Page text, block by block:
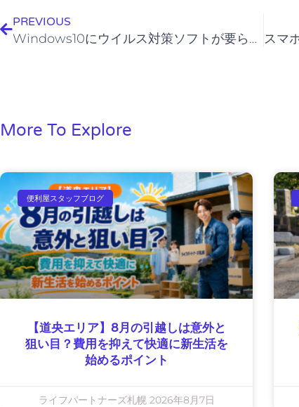
PREVIOUS
Windows10にウイルス対策ソフトが要らない理由
More To Explore
便利屋スタッフブログ
【道央エリア】8月の引越しは意外と
狙い目？費用を抑えて快適に新生活を
始めるポイント
ライフパートナーズ札幌 2026年8月7日